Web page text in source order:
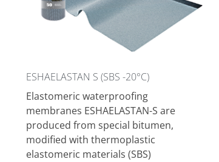
ESHAELASTAN S (SBS -20°C)
Elastomeric waterproofing
membranes ESHAELASTAN-S are
produced from special bitumen,
modified with thermoplastic
elastomeric materials (SBS)